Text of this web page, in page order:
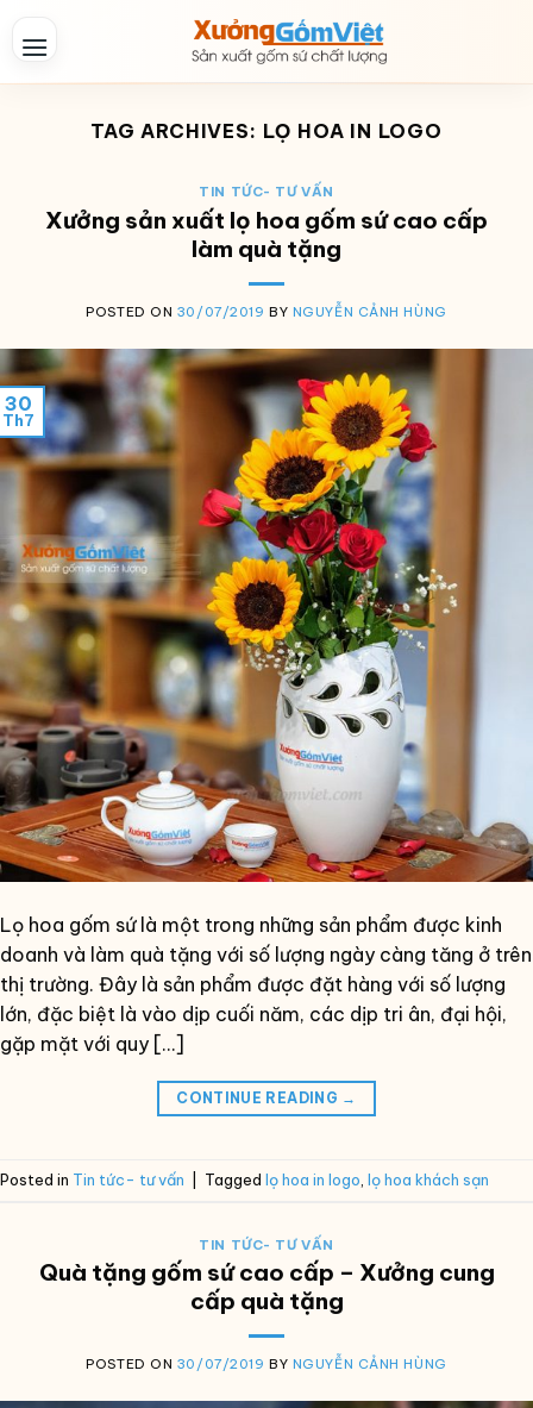
TAG ARCHIVES: LỌ HOA IN LOGO
TIN TỨC- TƯ VẤN
Xưởng sản xuất lọ hoa gốm sứ cao cấp
làm quà tặng
POSTED ON 30/07/2019 BY NGUYỄN CẢNH HÙNG
30
Th7
Lọ hoa gốm sứ là một trong những sản phẩm được kinh
doanh và làm quà tặng với số lượng ngày càng tăng ở trên
thị trường. Đây là sản phẩm được đặt hàng với số lượng
lớn, đặc biệt là vào dịp cuối năm, các dịp tri ân, đại hội,
gặp mặt với quy […]
CONTINUE READING →
Posted in Tin tức- tư vấn Tagged lọ hoa in logo lọ hoa khách sạn
TIN TỨC- TƯ VẤN
Quà tặng gốm sứ cao cấp – Xưởng cung
cấp quà tặng
POSTED ON 30/07/2019 BY NGUYỄN CẢNH HÙNG